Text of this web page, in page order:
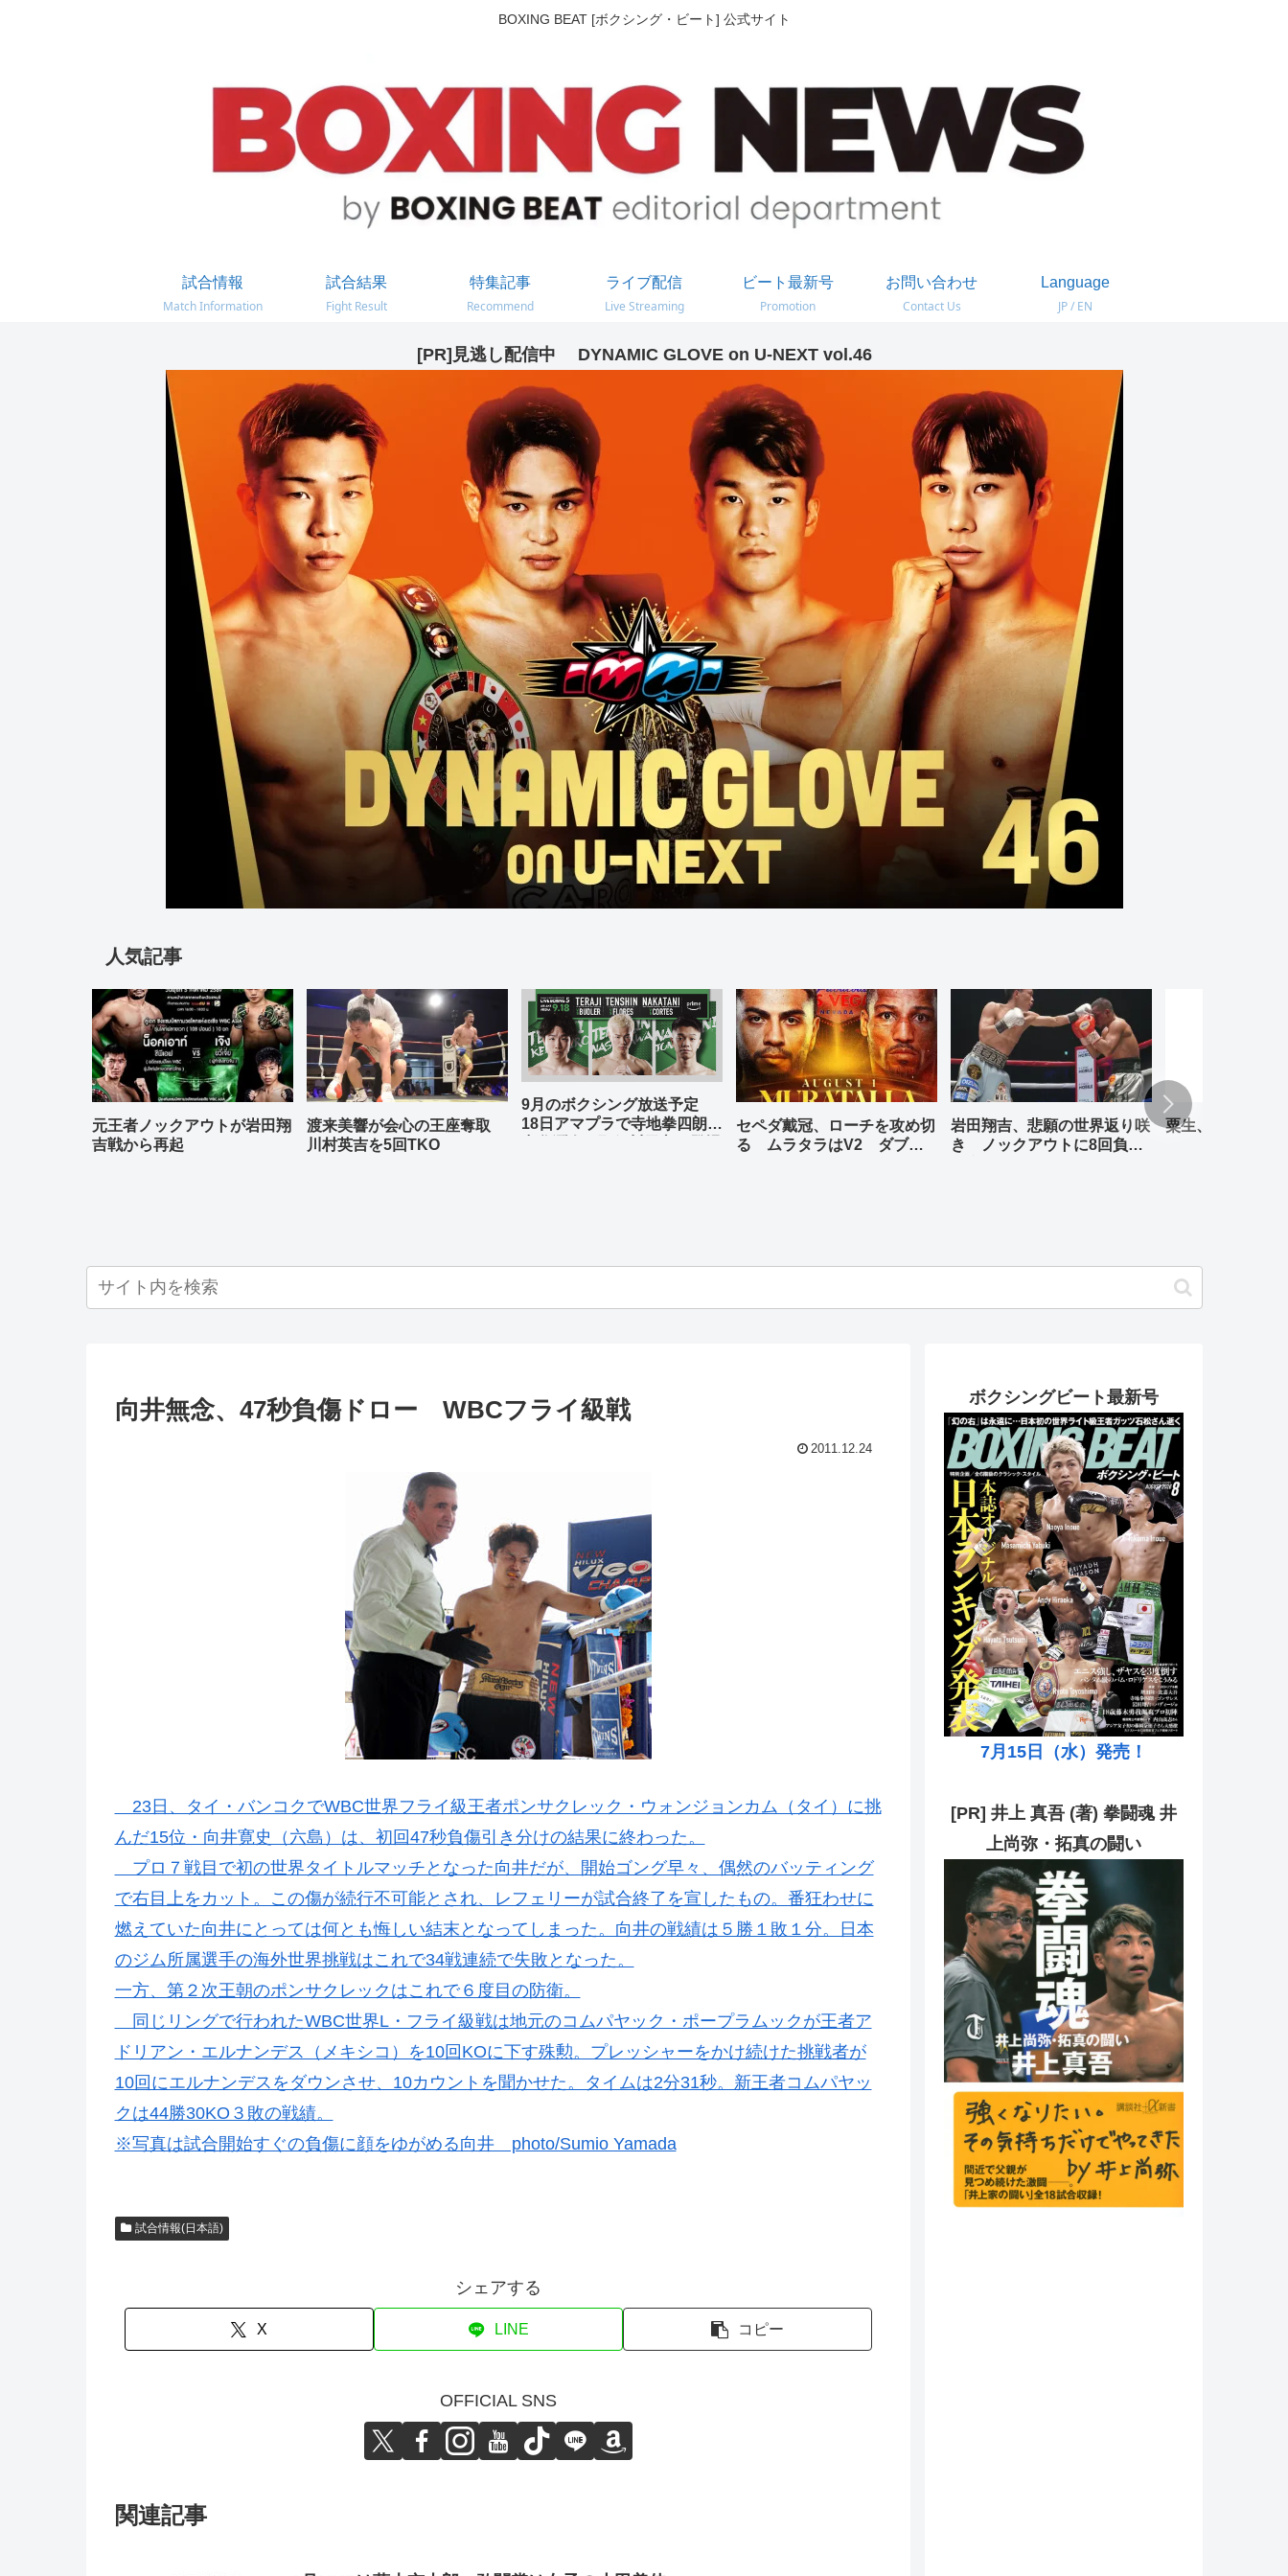
BOXING BEAT [ボクシング・ビート] 公式サイト
試合情報
Match Information
試合結果
Fight Result
特集記事
Recommend
ライブ配信
Live Streaming
ビート最新号
Promotion
お問い合わせ
Contact Us
Language
JP / EN
[PR]見逃し配信中 DYNAMIC GLOVE on U-NEXT vol.46
人気記事
元王者ノックアウトが岩田翔
吉戦から再起
渡来美響が会心の王座奪取
川村英吉を5回TKO
9月のボクシング放送予定
18日アマプラで寺地拳四朗、
セペダ戴冠、ローチを攻め切
る ムラタラはV2 ダブル
岩田翔吉、悲願の世界返り咲
き ノックアウトに8回負傷
粟生、リナレス
向井無念、47秒負傷ドロー WBCフライ級戦
2011.12.24
23日、タイ・バンコクでWBC世界フライ級王者ポンサクレック・ウォンジョンカム（タイ）に挑
んだ15位・向井寛史（六島）は、初回47秒負傷引き分けの結果に終わった。
プロ７戦目で初の世界タイトルマッチとなった向井だが、開始ゴング早々、偶然のバッティング
で右目上をカット。この傷が続行不可能とされ、レフェリーが試合終了を宣したもの。番狂わせに
燃えていた向井にとっては何とも悔しい結末となってしまった。向井の戦績は５勝１敗１分。日本
のジム所属選手の海外世界挑戦はこれで34戦連続で失敗となった。
一方、第２次王朝のポンサクレックはこれで６度目の防衛。
同じリングで行われたWBC世界L・フライ級戦は地元のコムパヤック・ポープラムックが王者ア
ドリアン・エルナンデス（メキシコ）を10回KOに下す殊勲。プレッシャーをかけ続けた挑戦者が
10回にエルナンデスをダウンさせ、10カウントを聞かせた。タイムは2分31秒。新王者コムパヤッ
クは44勝30KO３敗の戦績。
※写真は試合開始すぐの負傷に顔をゆがめる向井 photo/Sumio Yamada
試合情報(日本語)
シェアする
X LINE コピー
OFFICIAL SNS
関連記事
ボクシングビート最新号
7月15日（水）発売！
[PR] 井上 真吾 (著) 拳闘魂 井
上尚弥・拓真の闘い